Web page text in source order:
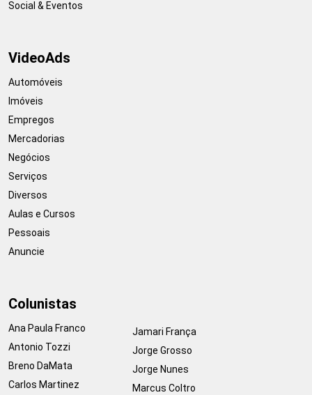
Social & Eventos
VideoAds
Automóveis
Imóveis
Empregos
Mercadorias
Negócios
Serviços
Diversos
Aulas e Cursos
Pessoais
Anuncie
Colunistas
Ana Paula Franco
Antonio Tozzi
Breno DaMata
Carlos Martinez
Jamari França
Jorge Grosso
Jorge Nunes
Marcus Coltro